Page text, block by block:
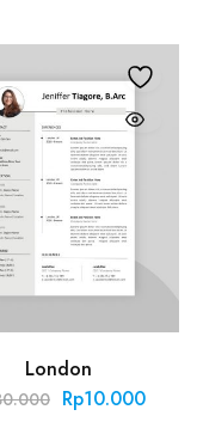
London
Rp10.000